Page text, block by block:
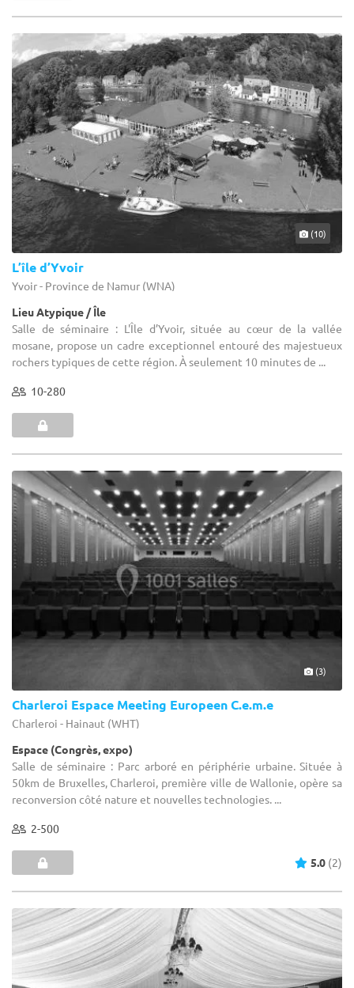
(10)
L’île d’Yvoir
Yvoir - Province de Namur (WNA)
Lieu Atypique / Île
Salle de séminaire : L'Île d’Yvoir, située au cœur de la vallée
mosane, propose un cadre exceptionnel entouré des majestueux
rochers typiques de cette région. À seulement 10 minutes de ...
10-280
(3)
Charleroi Espace Meeting Europeen C.e.m.e
Charleroi - Hainaut (WHT)
Espace (Congrès, expo)
Salle de séminaire : Parc arboré en périphérie urbaine. Située à
50km de Bruxelles, Charleroi, première ville de Wallonie, opère sa
reconversion côté nature et nouvelles technologies. ...
2-500
5.0 (2)